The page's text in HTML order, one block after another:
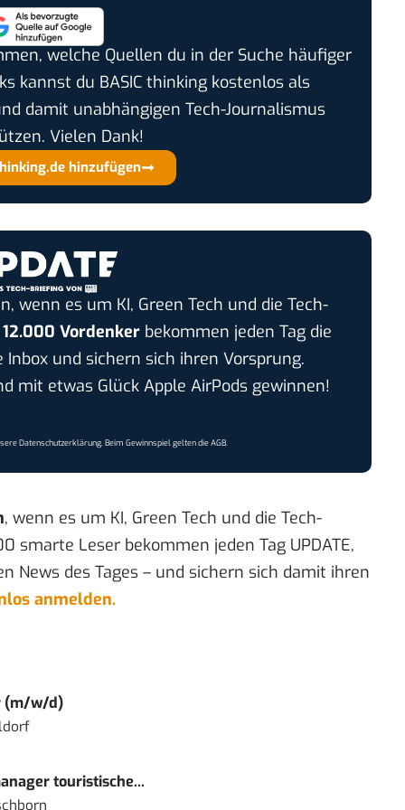
welche Quellen du in der Suche häufiger
kannst du BASIC thinking kostenlos als
damit unabhängigen Tech-Journalismus
Vielen Dank!
hinzufügen
wenn es um KI, Green Tech und die Tech-
12.000 Vordenkerbekommen jeden Tag die
und sichern sich ihren Vorsprung.
mit etwas Glück Apple AirPods gewinnen!
Datenschutzerklärung. Beim Gewinnspiel gelten dieAGB.
, wenn es um KI, Green Tech und die Tech-
smarte Leser bekommen jeden Tag UPDATE,
News des Tages – und sichern sich damit ihren
anmelden.
(m/w/d)
touristische...